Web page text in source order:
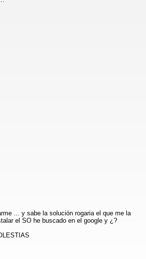
... y sabe la solución rogaria el que me la
el SO he buscado en el google y ¿?